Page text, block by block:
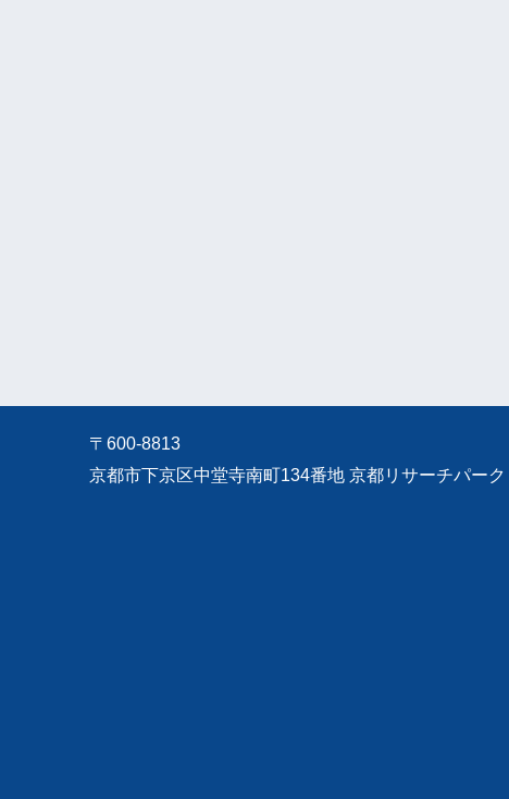
〒600-8813
京都市下京区中堂寺南町134番地 京都リサーチパー